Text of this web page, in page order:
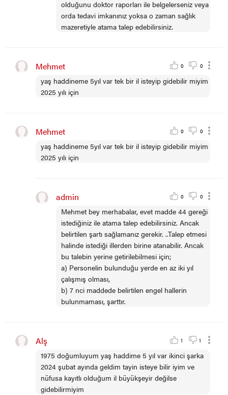
olduğunu doktor raporları ile belgelerseniz veya
orda tedavi imkanınız yoksa o zaman sağlık
mazeretiyle atama talep edebilirsiniz.
Mehmet 0 0
yaş haddineme 5yıl var tek bir il isteyip gidebilir miyim
2025 yılı için
Mehmet 0 0
yaş haddineme 5yıl var tek bir il isteyip gidebilir miyim
2025 yılı için
admin 0 0
Mehmet bey merhabalar, evet madde 44 gereği
istediğiniz ile atama talep edebilirsiniz. Ancak
belirtilen şartı sağlamanız gerekir. ..Talep etmesi
halinde istediği illerden birine atanabilir. Ancak
bu talebin yerine getirilebilmesi için;
a) Personelin bulunduğu yerde en az iki yıl
çalışmış olması,
b) 7 nci maddede belirtilen engel hallerin
bulunmaması, şarttır.
Alş 1 1
1975 doğumluyum yaş haddime 5 yıl var ikinci şarka
2024 şubat ayında geldim tayin isteye bilir iyim ve
nüfusa kayıtlı olduğum il büyükşeyir değilse
gidebilirmiyim